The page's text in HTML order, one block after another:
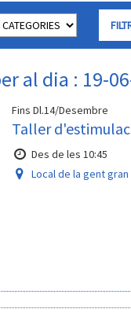
al dia : 19-
Fins Dl.14/Desembre
Taller
Des de les 10:45
Local de la gent gran